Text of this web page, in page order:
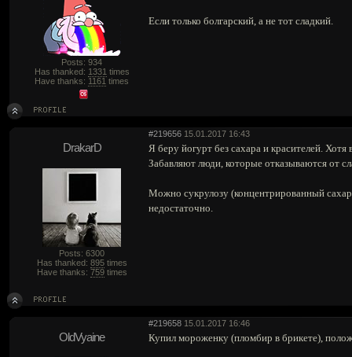
Posts: 934
Has thanked: 1331 times
Have thanks: 1161 times
Если только болгарский, а не тот сладкий.
#219656 15.01.2017 16:43
DrakarD
Posts: 6300
Has thanked: 895times
Have thanks: 759times
Я беру йогурт без сахара и красителей.
Забавляют люди, которые отказываются от
Можно сукрулозу (концентрированный
недостаточно.
#219658 15.01.2017 16:46
OldVyaine Купил мороженку (пломбир в брикете),